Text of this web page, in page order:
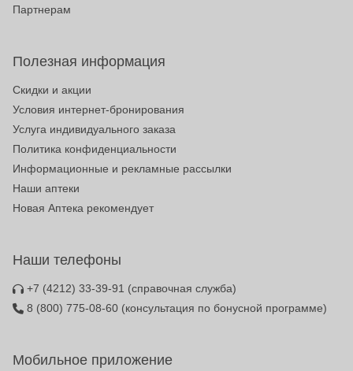
Партнерам
Полезная информация
Скидки и акции
Условия интернет-бронирования
Услуга индивидуального заказа
Политика конфиденциальности
Информационные и рекламные рассылки
Наши аптеки
Новая Аптека рекомендует
Наши телефоны
+7 (4212) 33-39-91 (справочная служба)
8 (800) 775-08-60 (консультация по бонусной программе)
Мобильное приложение